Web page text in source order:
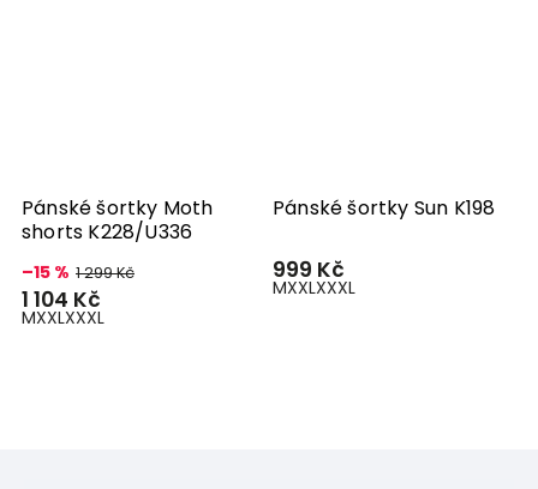
Pánské šortky Moth
shorts K228/U336
–15 % 1 299 Kč
1 104 Kč
MXXLXXXL
Pánské šortky Sun K198
999 Kč
MXXLXXXL